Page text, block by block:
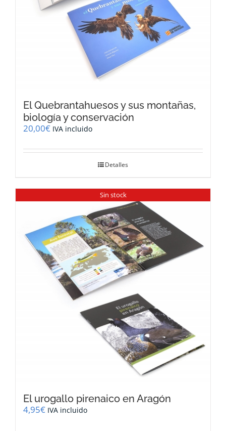
El Quebrantahuesos y sus montañas,
biología y conservación
20,00€ IVA incluido
Detalles
Sin stock
El urogallo pirenaico en Aragón
4,95€ IVA incluido